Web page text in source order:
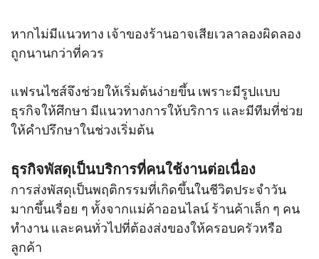
หากไม่มีแนวทาง เจ้าของร้านอาจเสียเวลาลองผิดลอง
ถูกนานกว่าที่ควร
แฟรนไชส์จึงช่วยให้เริ่มต้นง่ายขึ้น เพราะมีรูปแบบ
ธุรกิจให้ศึกษา มีแนวทางการให้บริการ และมีทีมที่ช่วย
ให้คำปรึกษาในช่วงเริ่มต้น
ธุรกิจพัสดุเป็นบริการที่คนใช้งานต่อเนื่อง
การส่งพัสดุเป็นพฤติกรรมที่เกิดขึ้นในชีวิตประจำวัน
มากขึ้นเรื่อย ๆ ทั้งจากแม่ค้าออนไลน์ ร้านค้าเล็ก ๆ คน
ทำงาน และคนทั่วไปที่ต้องส่งของให้ครอบครัวหรือ
ลูกค้า